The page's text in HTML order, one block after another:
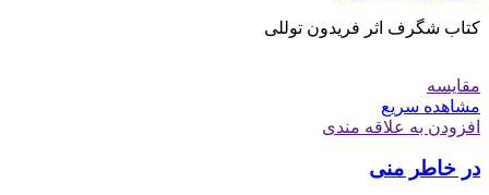
کتاب شگرف اثر فریدون توللی
مقایسه
مشاهده سریع
افزودن به علاقه مندی
در خاطر منی